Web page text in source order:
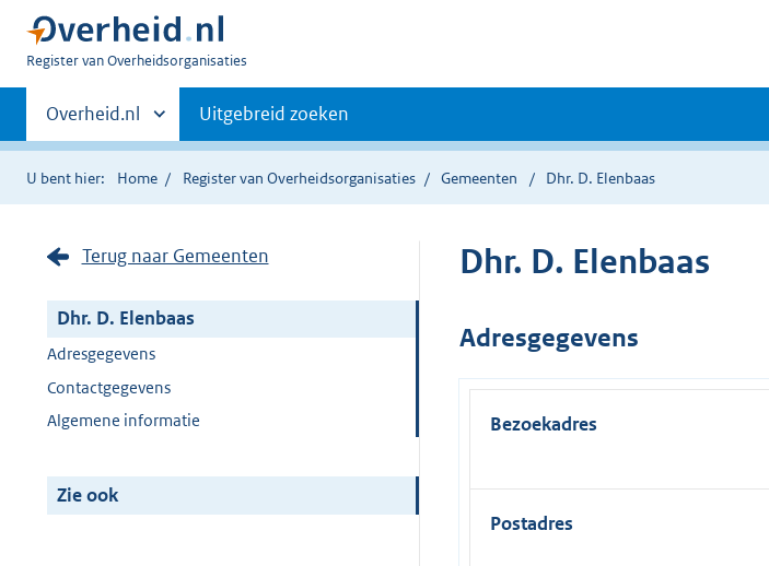
U
Register van Overheidsorganisaties
Primaire
navigatie
Andere
sites
binnen
Overheid.nl Uitgebreid zoeken
U bent hier: Home Register van Overheidsorganisaties Gemeenten Dhr. D. Elenbaas
Terug naar Gemeenten
Dhr. D. Elenbaas
Adresgegevens
Contactgegevens
Algemene informatie
Zie ook
Dhr. D. Elenbaas
Adresgegevens
Bezoekadres
Postadres